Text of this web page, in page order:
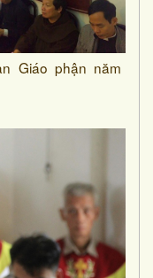
Giáo phận năm